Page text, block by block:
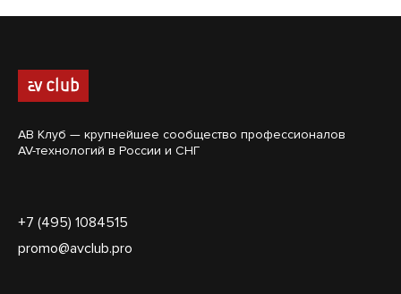
АВ Клуб — крупнейшее сообщество профессионалов
AV-технологий в России и СНГ
+7 (495) 1084515
promo@avclub.pro